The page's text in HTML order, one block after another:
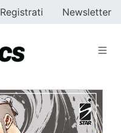
Registrati Newsletter